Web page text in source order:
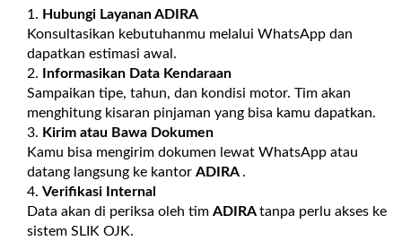
Hubungi LayananADIRA
Konsultasikan kebutuhanmu melalui WhatsApp dan
dapatkan estimasi awal.
Informasikan Data Kendaraan
Sampaikan tipe, tahun, dan kondisi motor. Tim akan
menghitung kisaran pinjaman yang bisa kamu dapatkan.
Kirim atau Bawa Dokumen
Kamu bisa mengirim dokumen lewat WhatsApp atau
datang langsung ke kantor ADIRA .
Verifikasi Internal
Data akan di periksa oleh tim ADIRAtanpa perlu akses ke
sistem SLIK OJK.